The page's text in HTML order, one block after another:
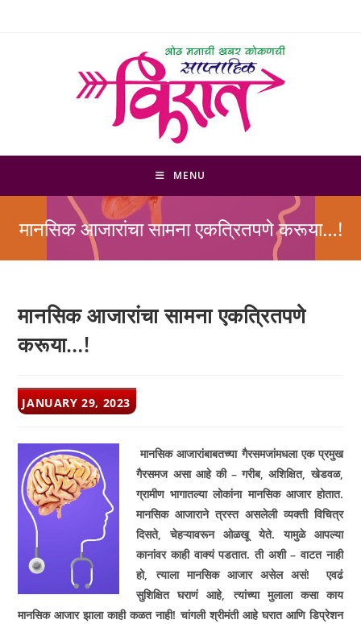
MENU
मानसिक आजारांचा सामना एकत्रितपणे करूया…!
मानसिक आजारांचा सामना एकत्रितपणे
करूया…!
POST
PUBLISHED:
JANUARY 29, 2023
मानसिक आजारांबाबतच्या गैरसमजांमधला एक प्रमुख
गैरसमज असा आहे की – गरीब, अशिक्षित, खेडवळ,
ग्रामीण भागातल्या लोकांना मानसिक आजार होतात.
मानसिक आजाराने त्रस्त असलेली व्यक्ती विचित्र
दिसते, चेहऱ्यावरून ओळखू येते. यामुळे आपल्या
कानांवर काही वाक्यं पडतात. ती अशी – वाटत नाही
हो, त्याला मानसिक आजार असेल असं! एवढं
सुशिक्षित घराणं आहे, त्यांच्या मुलाला कसा काय
मानसिक आजार झाला काही कळत नाही! चांगली श्रीमंती आहे घरात आणि डिप्रेशन